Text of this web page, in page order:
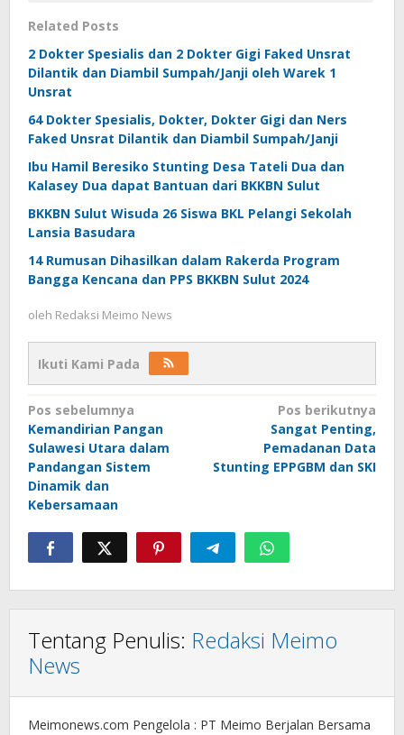
Related Posts
2 Dokter Spesialis dan 2 Dokter Gigi Faked Unsrat
Dilantik dan Diambil Sumpah/Janji oleh Warek 1
Unsrat
64 Dokter Spesialis, Dokter, Dokter Gigi dan Ners
Faked Unsrat Dilantik dan Diambil Sumpah/Janji
Ibu Hamil Beresiko Stunting Desa Tateli Dua dan
Kalasey Dua dapat Bantuan dari BKKBN Sulut
BKKBN Sulut Wisuda 26 Siswa BKL Pelangi Sekolah
Lansia Basudara
14 Rumusan Dihasilkan dalam Rakerda Program
Bangga Kencana dan PPS BKKBN Sulut 2024
oleh Redaksi Meimo News
Ikuti Kami Pada
Navigasi
pos
Pos sebelumnya
Kemandirian Pangan
Sulawesi Utara dalam
Pandangan Sistem
Dinamik dan
Kebersamaan
Pos berikutnya
Sangat Penting,
Pemadanan Data
Stunting EPPGBM dan SKI
Tentang Penulis: Redaksi Meimo
News
Meimonews.com Pengelola : PT Meimo Berjalan Bersama